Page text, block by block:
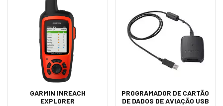
GARMIN INREACH
EXPLORER
PROGRAMADOR DE CARTÃO
DE DADOS DE AVIAÇÃO USB